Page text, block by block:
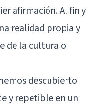
afirmación. Al fin y
realidad propia y
de la cultura o
descubierto
y repetible en un